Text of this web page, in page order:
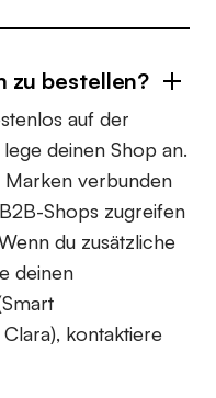
zu bestellen?
auf der
deinen Shop an.
verbunden
Shops zugreifen
du zusätzliche
deinen
kontaktiere